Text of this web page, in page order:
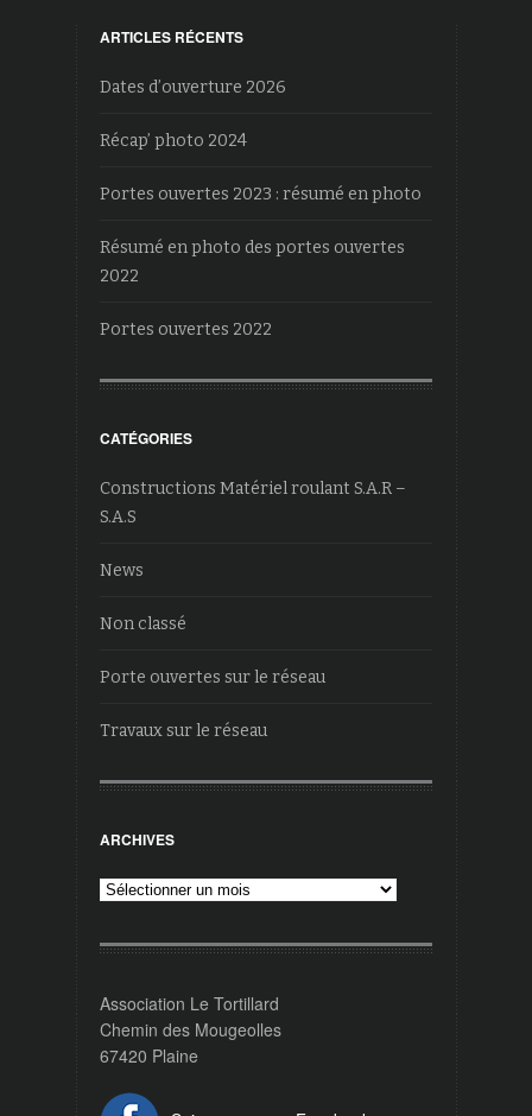
ARTICLES RÉCENTS
Dates d’ouverture 2026
Récap’ photo 2024
Portes ouvertes 2023 : résumé en photo
Résumé en photo des portes ouvertes
2022
Portes ouvertes 2022
CATÉGORIES
Constructions Matériel roulant S.A.R –
S.A.S
News
Non classé
Porte ouvertes sur le réseau
Travaux sur le réseau
ARCHIVES
Archives
Association Le Tortillard
Chemin des Mougeolles
67420 Plaine